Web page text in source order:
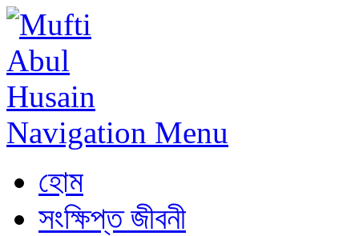
Navigation Menu
হোম
সংক্ষিপ্ত জীবনী